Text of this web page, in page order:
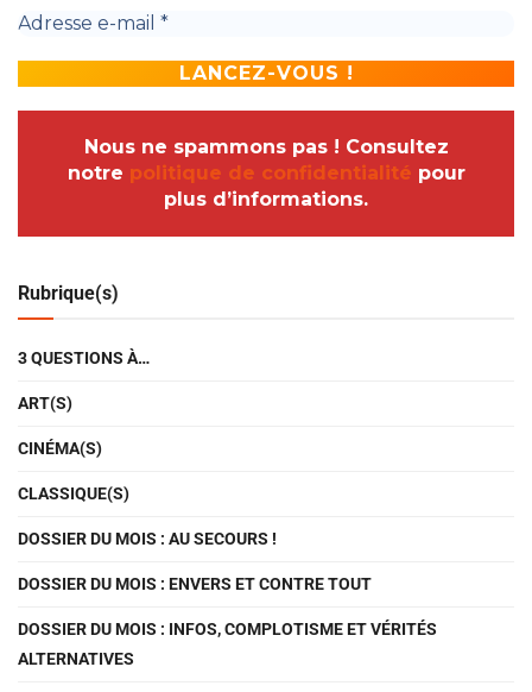
Nous ne spammons pas ! Consultez
notre politique de confidentialité pour
plus d’informations.
Rubrique(s)
3 QUESTIONS À…
ART(S)
CINÉMA(S)
CLASSIQUE(S)
DOSSIER DU MOIS : AU SECOURS !
DOSSIER DU MOIS : ENVERS ET CONTRE TOUT
DOSSIER DU MOIS : INFOS, COMPLOTISME ET VÉRITÉS
ALTERNATIVES